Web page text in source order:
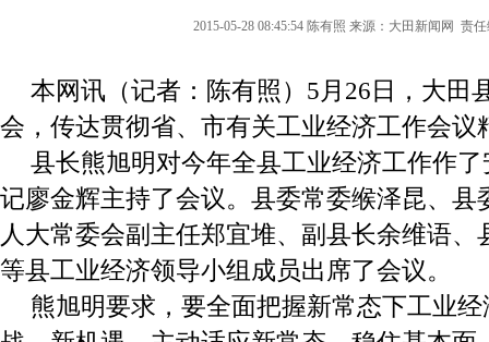
2015-05-28 08:45:54 陈有照 来源：大田新闻网 责
本网讯（记者：陈有照）5月26日，大田
会，传达贯彻省、市有关工业经济工作会议
县长熊旭明对今年全县工业经济工作作
记廖金辉主持了会议。县委常委缑泽昆、县
人大常委会副主任郑宜堆、副县长余维语、
等县工业经济领导小组成员出席了会议。
熊旭明要求，要全面把握新常态下工业